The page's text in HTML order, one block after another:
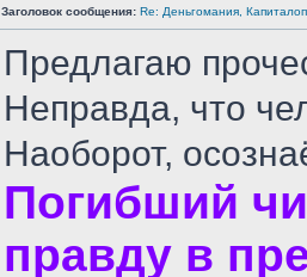
Заголовок сообщения: Re: Деньгомания,
Предлагаю
Неправда, что
Наоборот,
Погибший
правду в